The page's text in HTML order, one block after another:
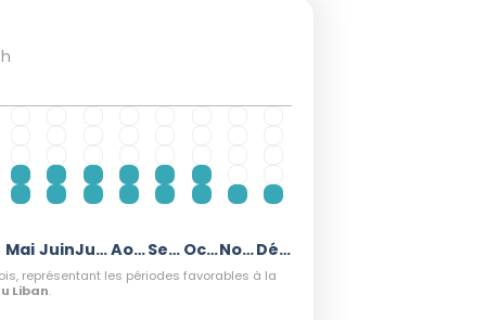
active et possibilité de croiser des
, les précipitations augmentent, la
Mai Juin Juillet Août Septembre Octobre Novembre Décembre
représentant les périodes favorables à la
Liban.